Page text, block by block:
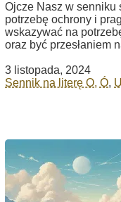
Ojcze Nasz w senniku
potrzebę ochrony i
wskazywać na
oraz być przesłaniem
3 listopada, 2024
Sennik na literę O, Ó,